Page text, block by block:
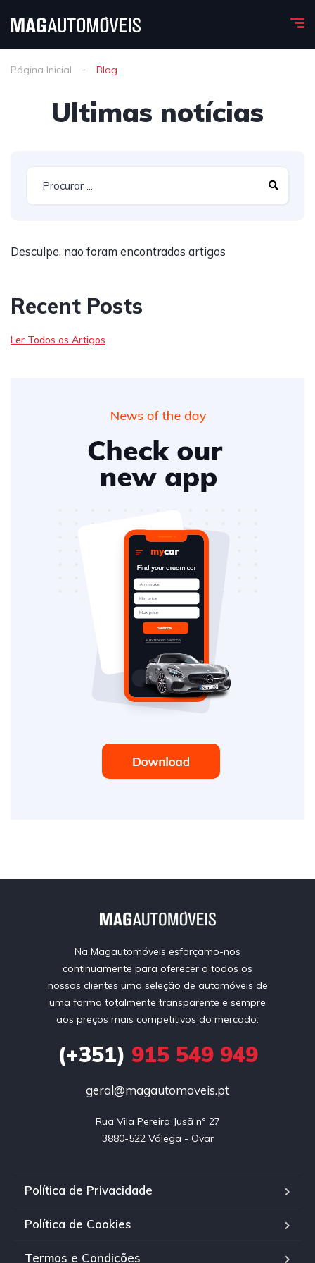
Página Inicial Blog
Ultimas notícias
Desculpe, nao foram encontrados artigos
Recent Posts
Ler Todos os Artigos
Na Magautomóveis esforçamo-nos
continuamente para oferecer a todos os
nossos clientes uma seleção de automóveis de
uma forma totalmente transparente e sempre
aos preços mais competitivos do mercado.
(+351) 915 549 949
geral@magautomoveis.pt
Rua Vila Pereira Jusã nº 27
3880-522 Válega - Ovar
Política de Privacidade
Política de Cookies
Termos e Condições